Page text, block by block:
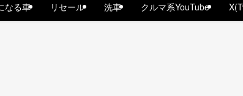
なる車 リセール 洗車 クルマ系YouTube